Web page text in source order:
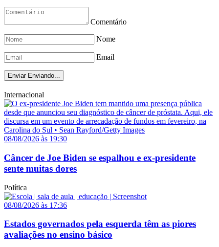
Comentário
Nome
Email
Enviar Enviando...
Internacional
08/08/2026 às 19:30
Câncer de Joe Biden se espalhou e ex-presidente
sente muitas dores
Política
08/08/2026 às 17:36
Estados governados pela esquerda têm as piores
avaliações no ensino básico